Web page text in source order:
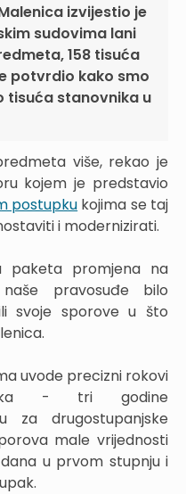
izvijestio je
sudovima lani
158 tisuća
potvrdio kako smo
tisuća stanovnika u
više, rekao je
kojem je predstavio
postupku kojima se taj
i modernizirati.
paketa promjena na
pravosuđe bilo
svoje sporove u što
uvode precizni rokovi
- tri godine
za drugostupanjske
male vrijednosti
u prvom stupnju i